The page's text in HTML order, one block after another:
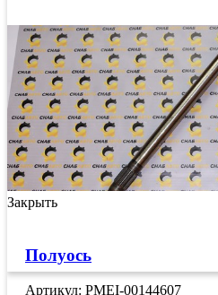
Закрыть
Полуось
Артикул: PMEI-00144607